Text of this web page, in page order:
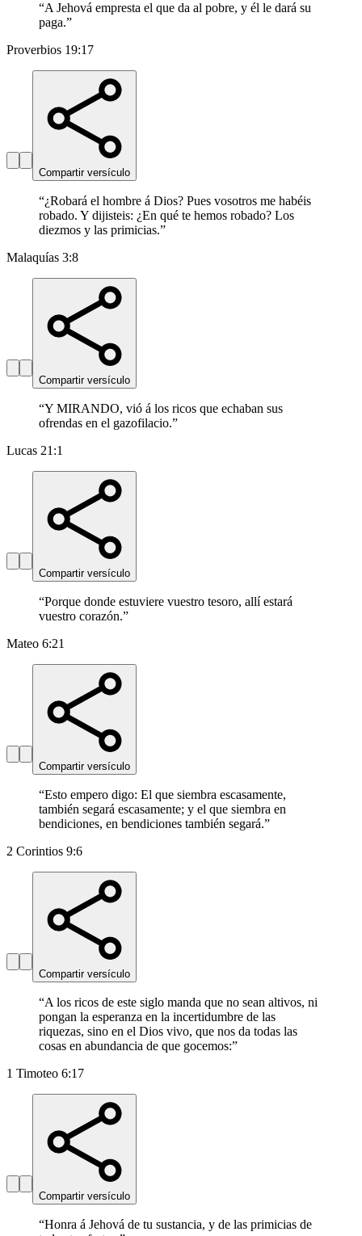
“A Jehová empresta el que da al pobre, y él le dará su
paga.”
Proverbios 19:17
Compartir versículo
“¿Robará el hombre á Dios? Pues vosotros me habéis
robado. Y dijisteis: ¿En qué te hemos robado? Los
diezmos y las primicias.”
Malaquías 3:8
Compartir versículo
“Y MIRANDO, vió á los ricos que echaban sus
ofrendas en el gazofilacio.”
Lucas 21:1
Compartir versículo
“Porque donde estuviere vuestro tesoro, allí estará
vuestro corazón.”
Mateo 6:21
Compartir versículo
“Esto empero digo: El que siembra escasamente,
también segará escasamente; y el que siembra en
bendiciones, en bendiciones también segará.”
2 Corintios 9:6
Compartir versículo
“A los ricos de este siglo manda que no sean altivos, ni
pongan la esperanza en la incertidumbre de las
riquezas, sino en el Dios vivo, que nos da todas las
cosas en abundancia de que gocemos:”
1 Timoteo 6:17
Compartir versículo
“Honra á Jehová de tu sustancia, y de las primicias de